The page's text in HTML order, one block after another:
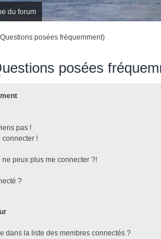
du forum
posées fréquemment)
posées
pas !
connecter !
peux plus me connecter ?!
?
dans la liste des membres connectés ?